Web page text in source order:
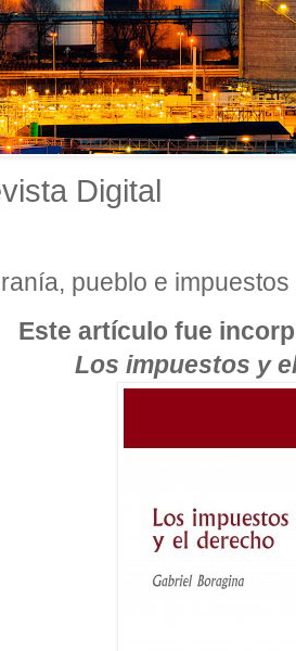
Digital
pueblo e impuestos
Este artículo fue
Los impuestos y